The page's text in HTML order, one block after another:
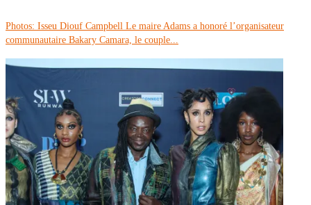
Photos: Isseu Diouf Campbell Le maire Adams a honoré l’organisateur
communautaire Bakary Camara, le couple...